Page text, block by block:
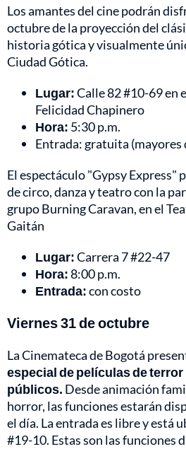
Los amantes del cine podrán
octubre de la proyección del
historia gótica y visualmente
Ciudad Gótica.
Lugar:Calle 82 #10-69 en
Felicidad Chapinero
Hora: 5:30 p.m.
Entrada: gratuita (mayores
El espectáculo "Gypsy Express"
de circo, danza y teatro con la
grupo Burning Caravan, en el
Gaitán
Lugar:Carrera 7 #22-47
Hora:8:00 p.m.
Entrada:con costo
Viernes 31 de octubre
La Cinemateca de Bogotá
especial de películas de
públicos. Desde animación
horror, las funciones estarán
el día. La entrada es libre y está
#19-10. Estas son las funciones